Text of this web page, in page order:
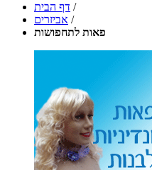
דף הבית /
אביזרים /
פאות לתחפושות